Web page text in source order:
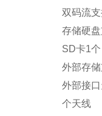
双码流
存储硬
SD卡1
外部存
外部接
个天线